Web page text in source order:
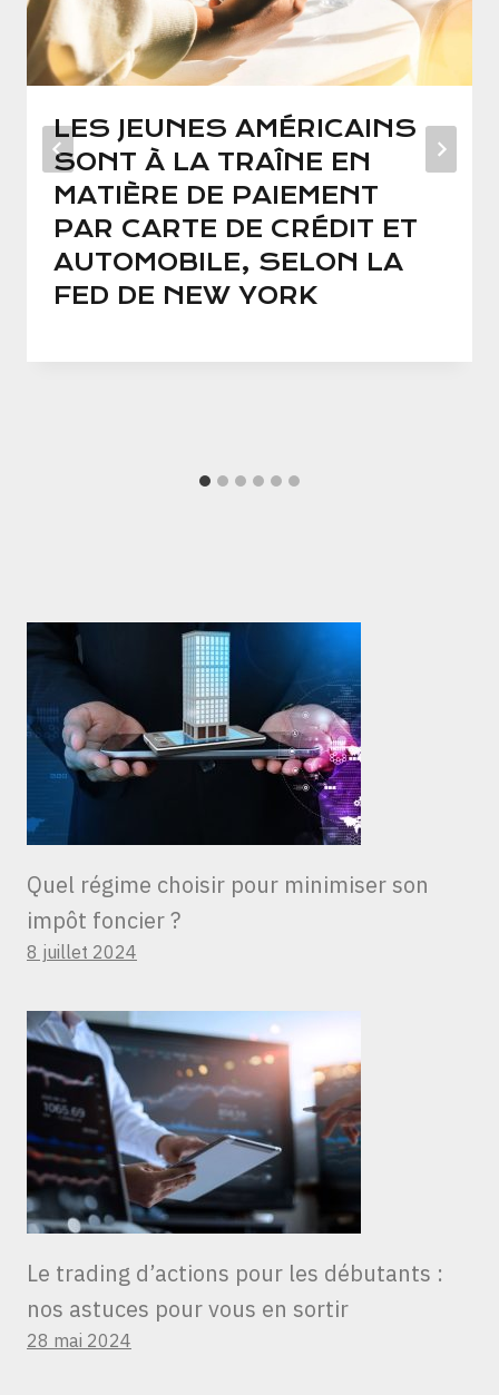
LES JEUNES AMÉRICAINS
SONT À LA TRAÎNE EN
MATIÈRE DE PAIEMENT
PAR CARTE DE CRÉDIT ET
AUTOMOBILE, SELON LA
FED DE NEW YORK
Quel régime choisir pour minimiser son
impôt foncier ?
8 juillet 2024
Le trading d’actions pour les débutants :
nos astuces pour vous en sortir
28 mai 2024